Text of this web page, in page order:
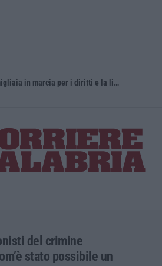
Pride, la “prima volta” dell’onda arcobaleno a Catanzaro. In migliaia in marcia per i diritti e la libertà – FOTO
del crimine
stato possibile un